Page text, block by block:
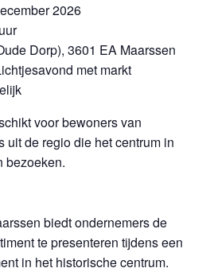
2026
Dorp), 3601 EA Maarssen
met markt
voor bewoners van
uit de regio die het centrum in
bezoeken.
biedt ondernemers de
te presenteren tijdens een
in het historische centrum.